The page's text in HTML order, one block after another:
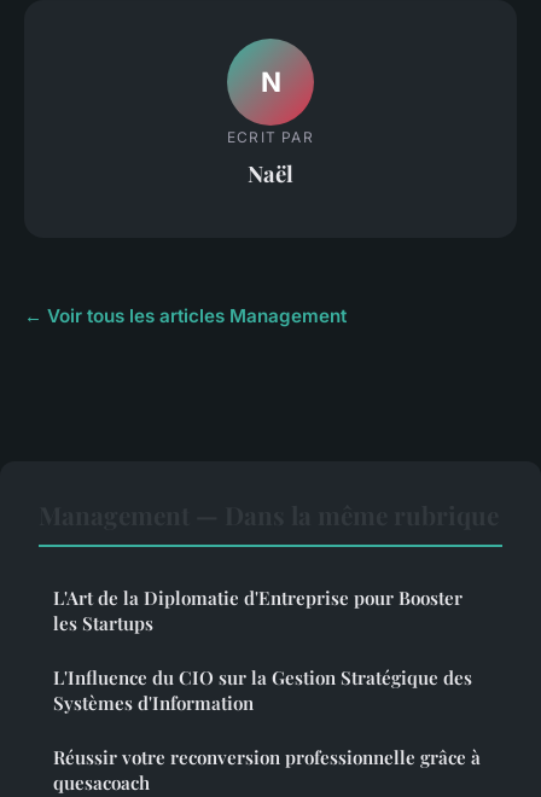
N
ECRIT PAR
Naël
← Voir tous les articles Management
L'Art de la Diplomatie d'Entreprise pour Booster
les Startups
L'Influence du CIO sur la Gestion Stratégique des
Systèmes d'Information
Réussir votre reconversion professionnelle grâce à
quesacoach